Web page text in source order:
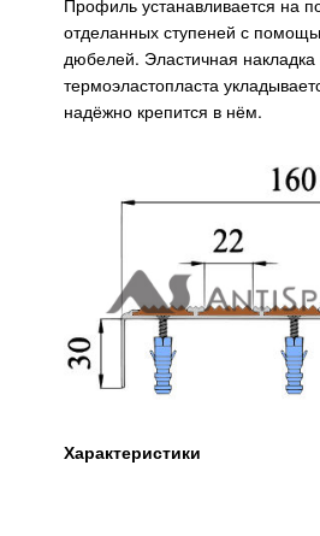
отделанных ступеней с
дюбелей. Эластичная накладка
термоэластопласта
надёжно крепится в нём.
Характеристики